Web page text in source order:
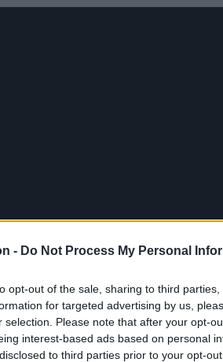
- Do Not Process My Personal
opt-out of the sale, sharing to third
for targeted advertising by us,
selection. Please note that after your opt-
interest-based ads based on personal
to third parties prior to your opt-